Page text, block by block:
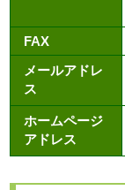
FAX
メールアドレ
ス
ホームページ
アドレス